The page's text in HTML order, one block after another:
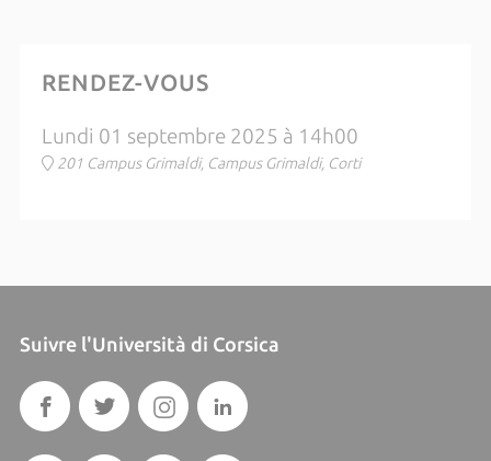
RENDEZ-VOUS
Lundi 01 septembre 2025 à 14h00
201 Campus Grimaldi, Campus Grimaldi, Corti
Suivre l'Università di Corsica